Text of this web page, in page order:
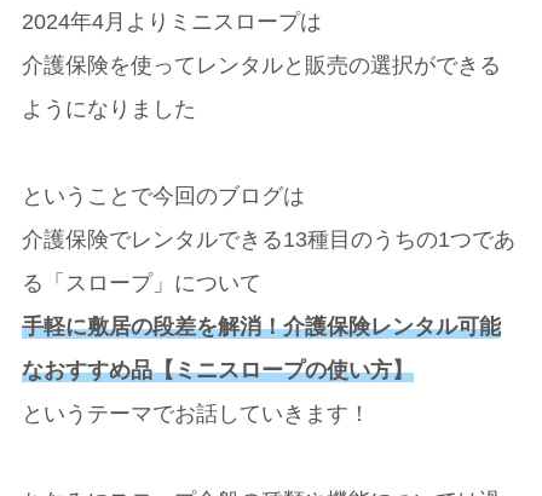
2024年4月よりミニスロープは
介護保険を使ってレンタルと販売の選択ができる
ようになりました
ということで今回のブログは
介護保険でレンタルできる13種目のうちの1つであ
る「スロープ」について
手軽に敷居の段差を解消！介護保険レンタル可能
なおすすめ品【ミニスロープの使い方】
というテーマでお話していきます！